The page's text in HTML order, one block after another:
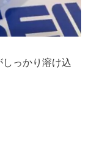
っかり溶け込